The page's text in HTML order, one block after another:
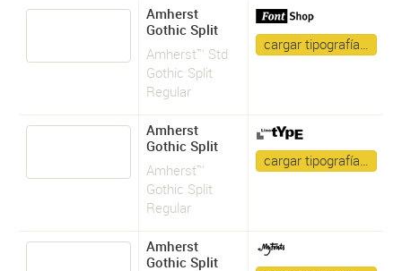
Amherst
Gothic Split
Amherst™ Std
Gothic Split
Regular
cargar tipografía…
Amherst
Gothic Split
Amherst™
Gothic Split
Regular
cargar tipografía…
Amherst
Gothic Split